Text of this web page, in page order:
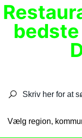
Vælg region,